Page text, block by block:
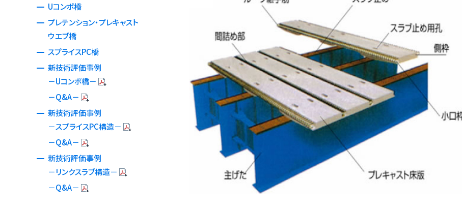
Uコンポ橋
プレテンション・プレキャスト
ウエブ橋
スプライスPC橋
新技術評価事例
－Uコンポ橋－
－Q&A－
新技術評価事例
－スプライスPC構造－
－Q&A－
新技術評価事例
－リンクスラブ構造－
－Q&A－